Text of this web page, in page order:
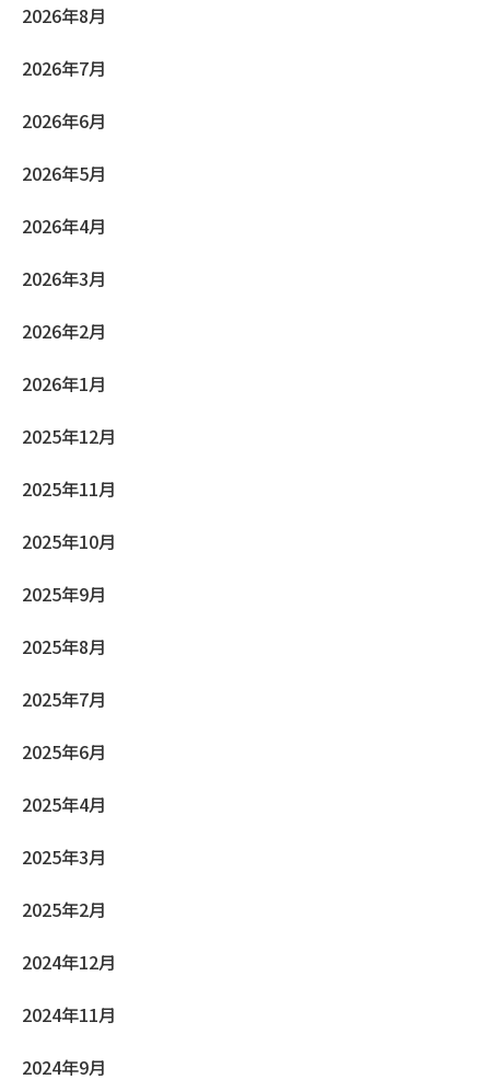
2026年8月
2026年7月
2026年6月
2026年5月
2026年4月
2026年3月
2026年2月
2026年1月
2025年12月
2025年11月
2025年10月
2025年9月
2025年8月
2025年7月
2025年6月
2025年4月
2025年3月
2025年2月
2024年12月
2024年11月
2024年9月